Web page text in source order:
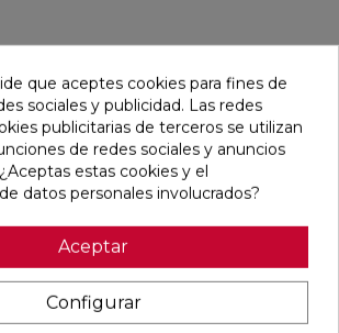
que te puede interesar
STRIP
Colorker
favorite
CONCEPT
CREAM STRIP
C MATE
29,5X59,5
RECTIFICADO
Ref:
Colorker
favorite
ABADIA
NATURAL
Ref:
que aceptes cookies para fines de
sociales y publicidad. Las redes
publicitarias de terceros se utilizan
de redes sociales y anuncios
estas cookies y el
datos personales involucrados?
Aceptar
Configurar